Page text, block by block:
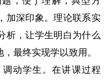
加深印象。理论联系实
析，让学生明白为什么
最终实现学以致用。
动学生。在讲课过程